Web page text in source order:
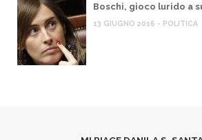
Boschi, gioco lurido a
13 GIUGNO 2016 - POLITICA